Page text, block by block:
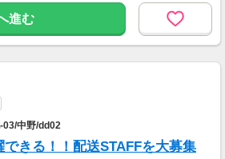
進む
03/中野/dd02
できる！！配送STAFFを大募集